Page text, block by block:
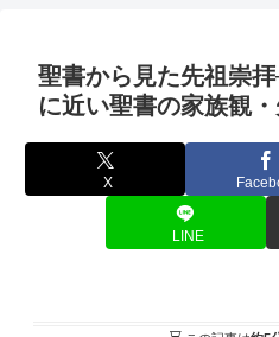
聖書から見た先祖崇
に近い聖書の家族観
X
LINE